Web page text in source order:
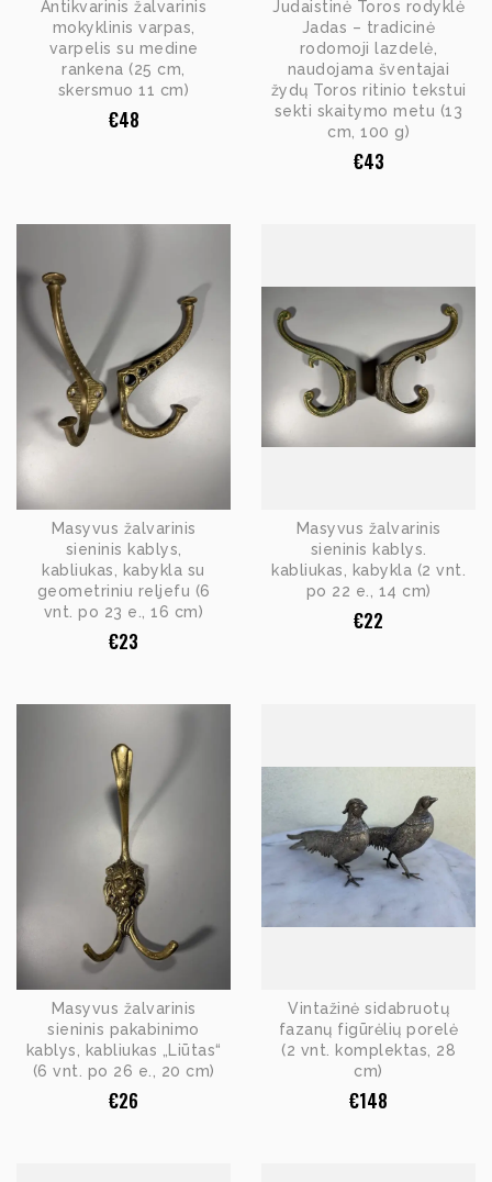
Antikvarinis žalvarinis
mokyklinis varpas,
varpelis su medine
rankena (25 cm,
skersmuo 11 cm)
€48
Judaistinė Toros rodyklė
Jadas – tradicinė
rodomoji lazdelė,
naudojama šventajai
žydų Toros ritinio tekstui
sekti skaitymo metu (13
cm, 100 g)
€43
Masyvus žalvarinis
sieninis kablys,
kabliukas, kabykla su
geometriniu reljefu (6
vnt. po 23 e., 16 cm)
€23
Masyvus žalvarinis
sieninis kablys.
kabliukas, kabykla (2 vnt.
po 22 e., 14 cm)
€22
Masyvus žalvarinis
sieninis pakabinimo
kablys, kabliukas „Liūtas“
(6 vnt. po 26 e., 20 cm)
€26
Vintažinė sidabruotų
fazanų figūrėlių porelė
(2 vnt. komplektas, 28
cm)
€148